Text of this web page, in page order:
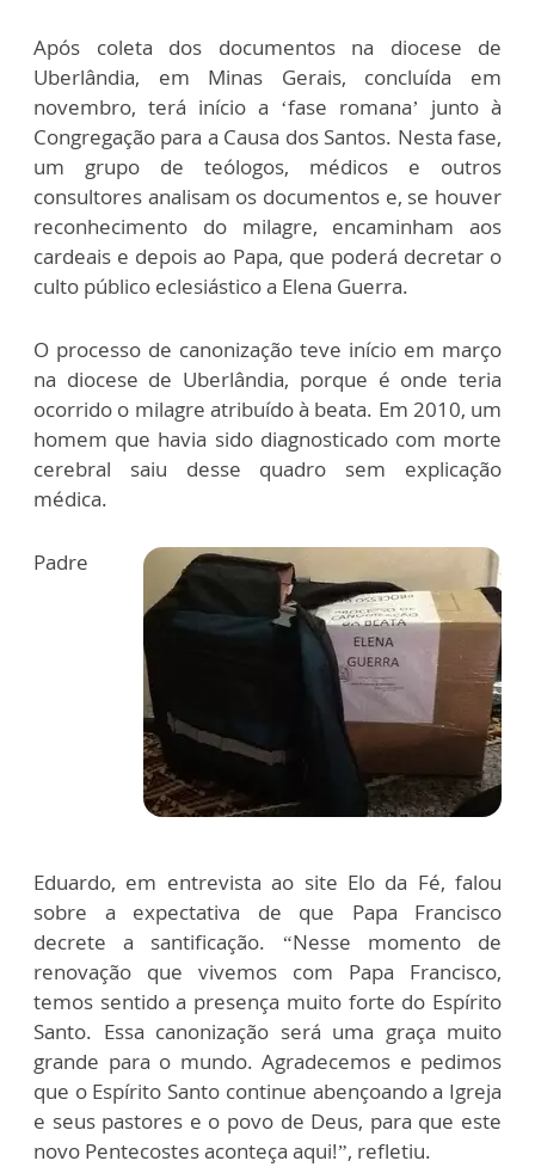
Após coleta dos documentos na diocese de
Uberlândia, em Minas Gerais, concluída em
novembro, terá início a ‘fase romana’ junto à
Congregação para a Causa dos Santos. Nesta fase,
um grupo de teólogos, médicos e outros
consultores analisam os documentos e, se houver
reconhecimento do milagre, encaminham aos
cardeais e depois ao Papa, que poderá decretar o
culto público eclesiástico a Elena Guerra.
O processo de canonização teve início em março
na diocese de Uberlândia, porque é onde teria
ocorrido o milagre atribuído à beata. Em 2010, um
homem que havia sido diagnosticado com morte
cerebral saiu desse quadro sem explicação
médica.
Padre
Eduardo, em entrevista ao site Elo da Fé, falou
sobre a expectativa de que Papa Francisco
decrete a santificação. “Nesse momento de
renovação que vivemos com Papa Francisco,
temos sentido a presença muito forte do Espírito
Santo. Essa canonização será uma graça muito
grande para o mundo. Agradecemos e pedimos
que o Espírito Santo continue abençoando a Igreja
e seus pastores e o povo de Deus, para que este
novo Pentecostes aconteça aqui!”, refletiu.